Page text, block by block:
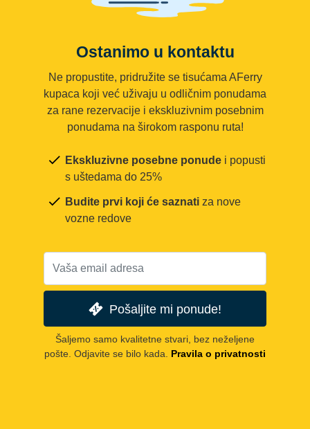
Ostanimo u kontaktu
Ne propustite, pridružite se tisućama AFerry
kupaca koji već uživaju u odličnim ponudama
za rane rezervacije i ekskluzivnim posebnim
ponudama na širokom rasponu ruta!
Ekskluzivne posebne ponude i popusti
s uštedama do 25%
Budite prvi koji će saznati za nove
vozne redove
Pošaljite mi ponude!
Šaljemo samo kvalitetne stvari, bez neželjene
pošte. Odjavite se bilo kada.
Pravila o privatnosti